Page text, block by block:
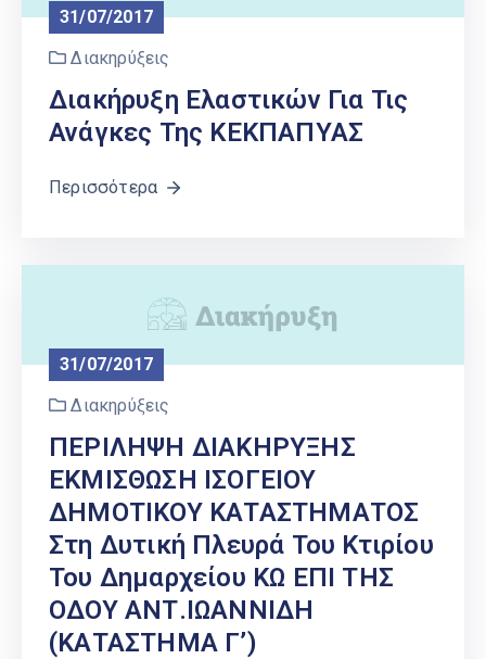
31/07/2017
Διακηρύξεις
Διακήρυξη Ελαστικών Για Τις
Ανάγκες Της ΚΕΚΠΑΠΥΑΣ
Περισσότερα
31/07/2017
Διακηρύξεις
ΠΕΡΙΛΗΨΗ ΔΙΑΚΗΡΥΞΗΣ
ΕΚΜΙΣΘΩΣΗ ΙΣΟΓΕΙΟΥ
ΔΗΜΟΤΙΚΟΥ ΚΑΤΑΣΤΗΜΑΤΟΣ
Στη Δυτική Πλευρά Του Κτιρίου
Του Δημαρχείου ΚΩ ΕΠΙ ΤΗΣ
ΟΔΟΥ ΑΝΤ.ΙΩΑΝΝΙΔΗ
(ΚΑΤΑΣΤΗΜΑ Γ’)